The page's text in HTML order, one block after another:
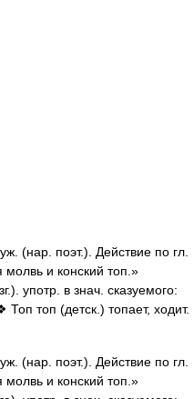
(нар. поэт.). Действие по гл.
молвь и конский топ.»
употр. в знач. сказуемого:
топ (детск.) топает, ходит.
(нар. поэт.). Действие по гл.
молвь и конский топ.»